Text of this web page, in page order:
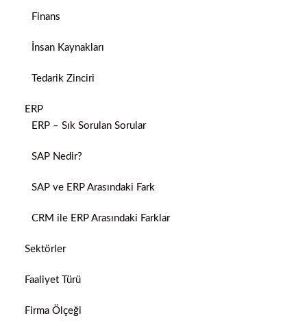
Finans
İnsan Kaynakları
Tedarik Zinciri
ERP
ERP – Sık Sorulan Sorular
SAP Nedir?
SAP ve ERP Arasındaki Fark
CRM ile ERP Arasındaki Farklar
Sektörler
Faaliyet Türü
Firma Ölçeği